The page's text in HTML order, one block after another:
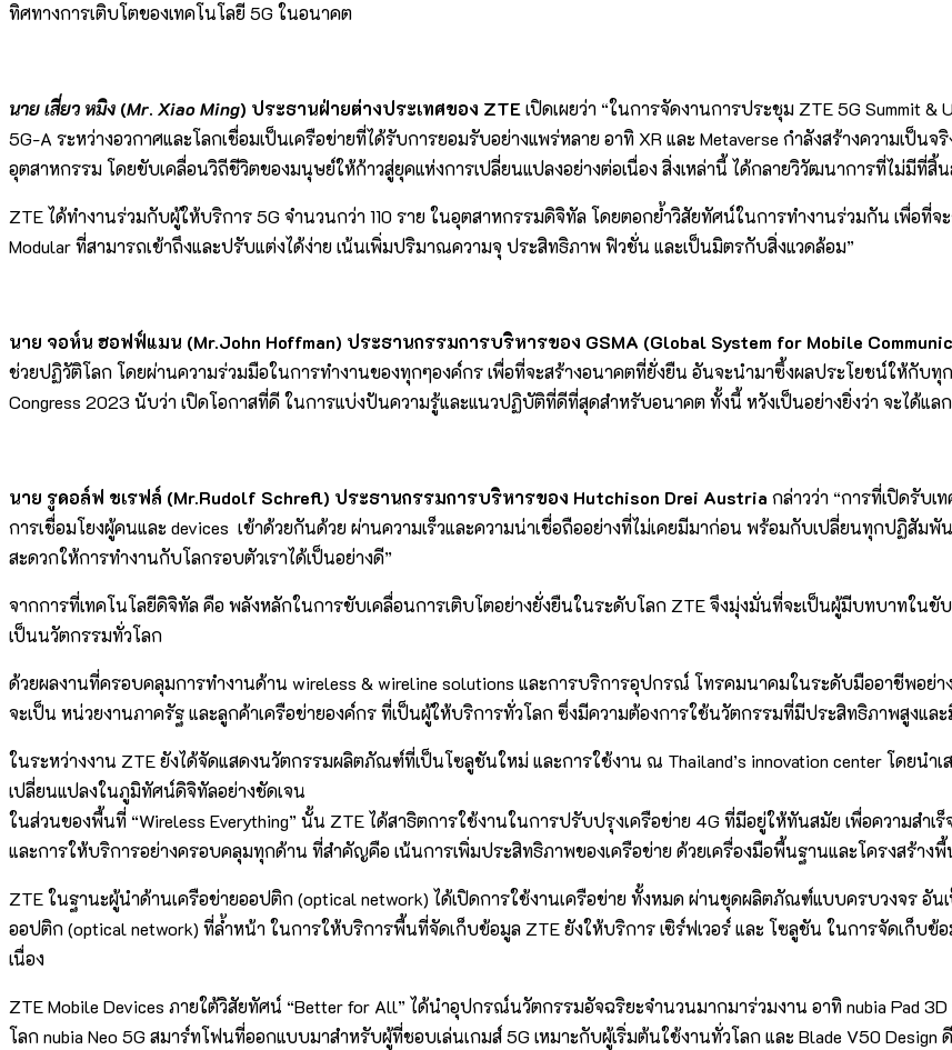
ทิศทางการเติบโตของเทคโนโลยี 5G ในอนาคต
นาย เสี่ยว หมิง (Mr. Xiao Ming) ประธานฝ่ายต่างประเทศของ ZTE เปิดเผยว่า “ในการจัดงานการประชุม ZTE 5G Summit
5G-A ระหว่างอวกาศและโลกเชื่อมเป็นเครือข่ายที่ได้รับการยอมรับอย่างแพร่หลาย อาทิ XR และ Metaverse กำลังสร้างความเป็
อุตสาหกรรม โดยขับเคลื่อนวิถีชีวิตของมนุษย์ให้ก้าวสู่ยุคแห่งการเปลี่ยนแปลงอย่างต่อเนื่อง สิ่งเหล่านี้ ได้กลายวิวัฒนาการที่ไม่มีที่สิ้
ZTE ได้ทำงานร่วมกับผู้ให้บริการ 5G จำนวนกว่า 110 ราย ในอุตสาหกรรมดิจิทัล โดยตอกย้ำวิสัยทัศน์ในการทำงานร่วมกัน เพื่อ
Modular ที่สามารถเข้าถึงและปรับแต่งได้ง่าย เน้นเพิ่มปริมาณความจุ ประสิทธิภาพ ฟิวชั่น และเป็นมิตรกับสิ่งแวดล้อม”
นาย จอห์น ฮอฟฟ์แมน (Mr.John Hoffman) ประธานกรรมการบริหารของ GSMA (Global System for Mobile
ช่วยปฏิวัติโลก โดยผ่านความร่วมมือในการทำงานของทุกๆองค์กร เพื่อที่จะสร้างอนาคตที่ยั่งยืน อันจะนำมาซึ้งผลประโยชน์ให้กับทุ
Congress 2023 นับว่า เปิดโอกาสที่ดี ในการแบ่งปันความรู้และแนวปฏิบัติที่ดีที่สุดสำหรับอนาคต ทั้งนี้ หวังเป็นอย่างยิ่งว่า จะได้แล
นาย รูดอล์ฟ ชเรฟล์ (Mr.Rudolf Schrefl) ประธานกรรมการบริหารของ Hutchison Drei Austria กล่าวว่า “การที่เปิดรับ
การเชื่อมโยงผู้คนและ devices เข้าด้วยกันด้วย ผ่านความเร็วและความน่าเชื่อถืออย่างที่ไม่เคยมีมาก่อน พร้อมกับเปลี่ยนทุกปฏิสัม
สะดวกให้การทำงานกับโลกรอบตัวเราได้เป็นอย่างดี”
จากการที่เทคโนโลยีดิจิทัล คือ พลังหลักในการขับเคลื่อนการเติบโตอย่างยั่งยืนในระดับโลก ZTE จึงมุ่งมั่นที่จะเป็นผู้มีบทบาทใน
เป็นนวัตกรรมทั่วโลก
ด้วยผลงานที่ครอบคลุมการทำงานด้าน wireless & wireline solutions และการบริการอุปกรณ์ โทรคมนาคมในระดับมืออาชีพอย่
จะเป็น หน่วยงานภาครัฐ และลูกค้าเครือข่ายองค์กร ที่เป็นผู้ให้บริการทั่วโลก ซึ่งมีความต้องการใช้นวัตกรรมที่มีประสิทธิภาพสูงและ
ในระหว่างงาน ZTE ยังได้จัดแสดงนวัตกรรมผลิตภัณฑ์ที่เป็นโซลูชันใหม่ และการใช้งาน ณ Thailand’s innovation center โดยนำ
เปลี่ยนแปลงในภูมิทัศน์ดิจิทัลอย่างชัดเจน
ในส่วนของพื้นที่ “Wireless Everything” นั้น ZTE ได้สาธิตการใช้งานในการปรับปรุงเครือข่าย 4G ที่มีอยู่ให้ทันสมัย เพื่อความสำ
และการให้บริการอย่างครอบคลุมทุกด้าน ที่สำคัญคือ เน้นการเพิ่มประสิทธิภาพของเครือข่าย ด้วยเครื่องมือพื้นฐานและโครงสร้าง
ZTE ในฐานะผู้นำด้านเครือข่ายออปติก (optical network) ได้เปิดการใช้งานเครือข่าย ทั้งหมด ผ่านชุดผลิตภัณฑ์แบบครบวงจร อั
ออปติก (optical network) ที่ล้ำหน้า ในการให้บริการพื้นที่จัดเก็บข้อมูล ZTE ยังให้บริการ เซิร์ฟเวอร์ และ โซลูชัน ในการจัดเก็บ
เนื่อง
ZTE Mobile Devices ภายใต้วิสัยทัศน์ “Better for All” ได้นำอุปกรณ์นวัตกรรมอัจฉริยะจำนวนมากมาร่วมงาน อาทิ nubia Pad
โลก nubia Neo 5G สมาร์ทโฟนที่ออกแบบมาสำหรับผู้ที่ชอบเล่นเกมส์ 5G เหมาะกับผู้เริ่มต้นใช้งานทั่วโลก และ Blade V50